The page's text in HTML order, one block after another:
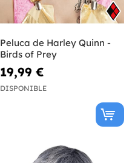
Peluca de Harley Quinn -
Birds of Prey
19,99 €
DISPONIBLE